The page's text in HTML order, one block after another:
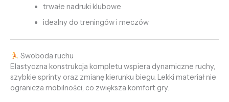
trwałe nadruki klubowe
idealny do treningów i meczów
Swoboda ruchu
Elastyczna konstrukcja kompletu wspiera dynamiczne ruchy,
szybkie sprinty oraz zmianę kierunku biegu. Lekki materiał nie
ogranicza mobilności, co zwiększa komfort gry.